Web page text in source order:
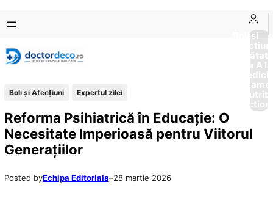
conținut
content
Boli si
Afectiuni
Sănătate
de la A
Boli și Afecțiuni Expertul zilei
Reforma Psihiatrică în Educație: O
Necesitate Imperioasă pentru Viitorul
Generațiilor
Posted byEchipa Editoriala–28 martie 2026